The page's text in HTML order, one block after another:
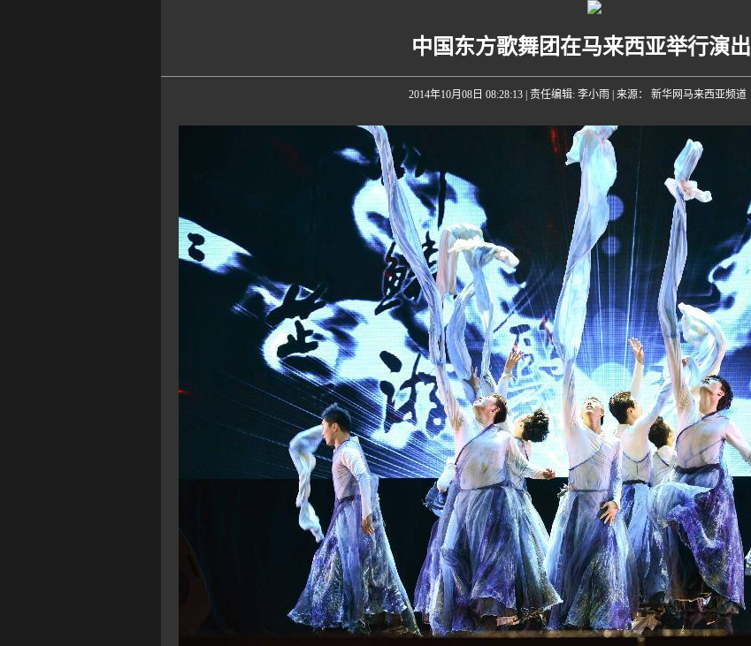
中国东方歌舞团在马来西亚举行演出
2014年10月08日 08:28:13| 责任编辑: 李小雨 | 来源： 新华网马来西亚频道